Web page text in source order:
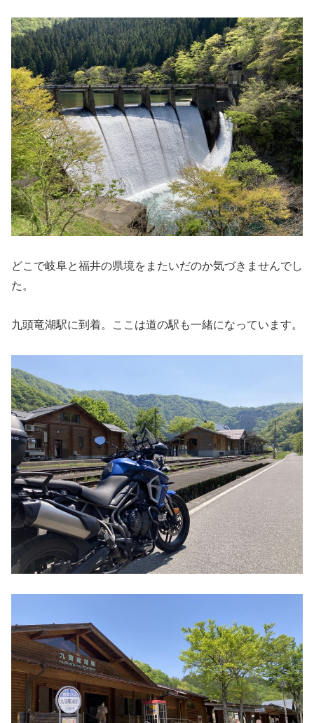
どこで岐阜と福井の県境をまたいだのか気づきませんでし
た。
九頭竜湖駅に到着。ここは道の駅も一緒になっています。